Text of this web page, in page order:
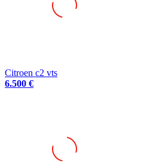
Citroen c2 vts
6.500 €